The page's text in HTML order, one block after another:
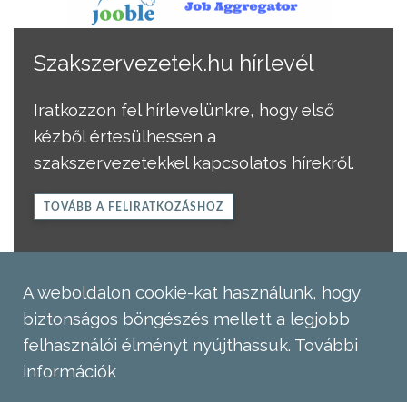
Szakszervezetek.hu hírlevél
Iratkozzon fel hírlevelünkre, hogy első
kézből értesülhessen a
szakszervezetekkel kapcsolatos hírekről.
TOVÁBB A FELIRATKOZÁSHOZ
A weboldalon cookie-kat használunk, hogy
biztonságos böngészés mellett a legjobb
felhasználói élményt nyújthassuk. További
információk